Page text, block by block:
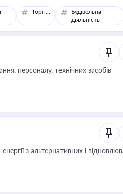
Торгівля
Будівельна
діяльність
персоналу, технічних засобів
з альтернативних і